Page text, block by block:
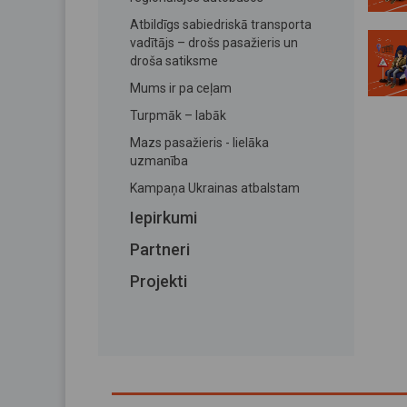
Atbildīgs sabiedriskā transporta
vadītājs – drošs pasažieris un
droša satiksme
Mums ir pa ceļam
Turpmāk – labāk
Mazs pasažieris - lielāka
uzmanība
Kampaņa Ukrainas atbalstam
Iepirkumi
Partneri
Projekti